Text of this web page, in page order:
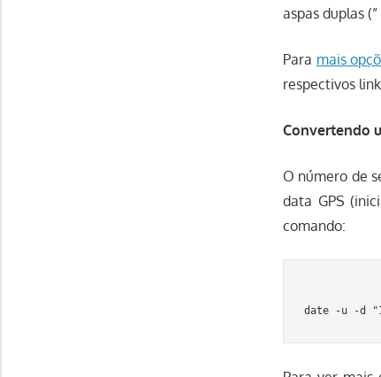
aspas duplas
Para mais
respectivos
Convertendo
O número de
data GPS
comando: